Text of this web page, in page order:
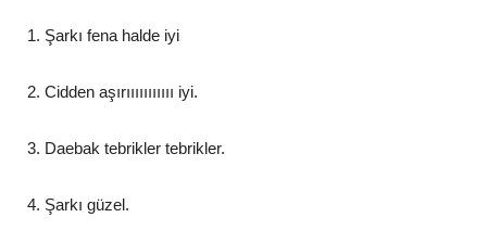
Şarkı fena halde iyi
Cidden aşırııııııııııı iyi.
Daebak tebrikler tebrikler.
Şarkı güzel.